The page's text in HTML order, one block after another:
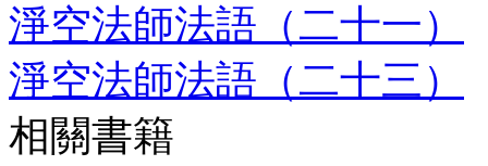
淨空法師法語（二十一）
淨空法師法語（二十三）
相關書籍